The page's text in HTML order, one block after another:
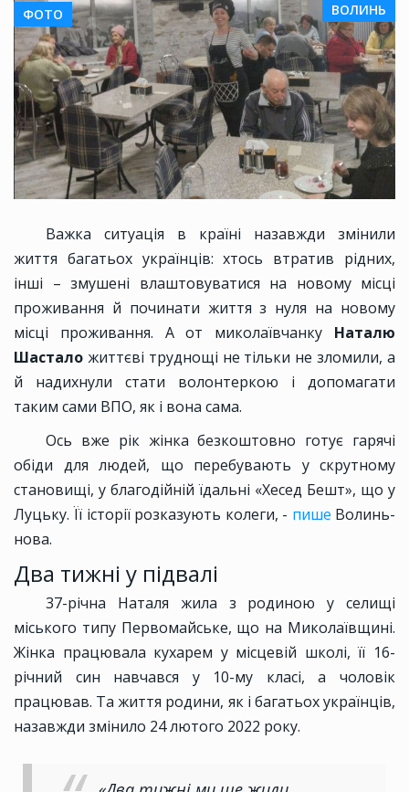
ФОТО ВОЛИНЬ
Важка ситуація в країні назавжди змінили
життя багатьох українців: хтось втратив рідних,
інші – змушені влаштовуватися на новому місці
проживання й починати життя з нуля на новому
місці проживання. А от миколаївчанку Наталю
Шастало життєві труднощі не тільки не зломили, а
й надихнули стати волонтеркою і допомагати
таким сами ВПО, як і вона сама.
Ось вже рік жінка безкоштовно готує гарячі
обіди для людей, що перебувають у скрутному
становищі, у благодійній їдальні «Хесед Бешт», що у
Луцьку. Її історії розказують колеги, - пише Волинь-
нова.
Два тижні у підвалі
37-річна Наталя жила з родиною у селищі
міського типу Первомайське, що на Миколаївщині.
Жінка працювала кухарем у місцевій школі, її 16-
річний син навчався у 10-му класі, а чоловік
працював. Та життя родини, як і багатьох українців,
назавжди змінило 24 лютого 2022 року.